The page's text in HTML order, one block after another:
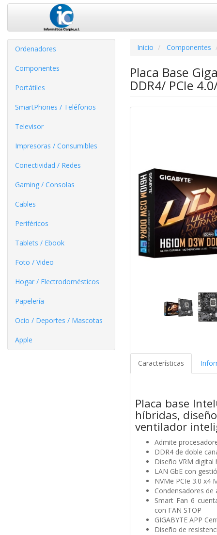
Ordenadores
Componentes
Portátiles
SmartPhones / Teléfonos
Televisor
Impresoras / Consumibles
Conectividad / Redes
Gaming / Consolas
Cables
Periféricos
Tablets / Ebook
Foto / Video
Hogar / Electrodomésticos
Papelería
Ocio / Deportes / Mascotas
Apple
Inicio Componentes
Placa Base
DDR4/ PCIe
Características
Placa base
híbridas,
ventilador
Admite
DDR4 de doble
Diseño VRM digital
LAN GbE con
NVMe PCIe 3.0 x4
Condensadores
Smart Fan 6
con FAN STOP
GIGABYTE APP
Diseño de